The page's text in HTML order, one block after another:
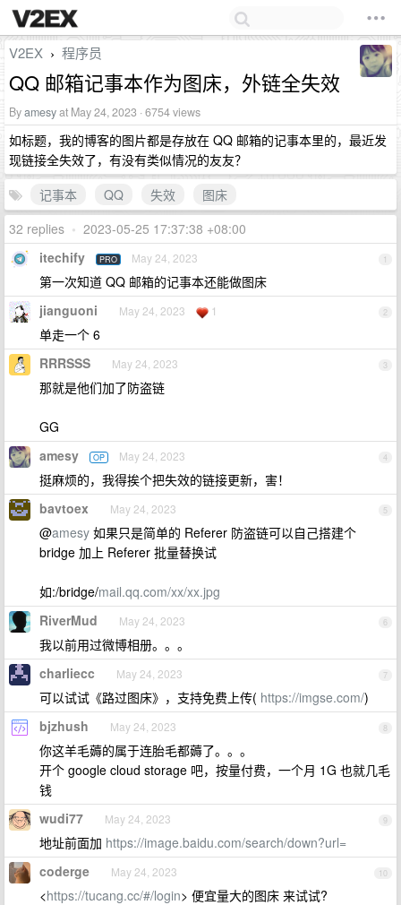
V2EX › 程序员
QQ 邮箱记事本作为图床，外链全失效
Byamesyat May 24, 2023 · 6754 views
如标题，我的博客的图片都是存放在 QQ 邮箱的记事本里的，最近发
现链接全失效了，有没有类似情况的友友？
记事本
QQ 失效
图床
32 replies • 2023-05-25 17:37:38 +08:00
1
itechify PRO May 24, 2023
第一次知道 QQ 邮箱的记事本还能做图床
2
jianguoni May 24, 2023 1
单走一个 6
3
RRRSSS May 24, 2023
那就是他们加了防盗链
GG
4
amesy OP May 24, 2023
挺麻烦的，我得挨个把失效的链接更新，害！
5
bavtoex May 24, 2023
@amesy 如果只是简单的 Referer 防盗链可以自己搭建个
bridge 加上 Referer 批量替换试
如:/bridge/mail.qq.com/xx/xx.jpg
6
RiverMud May 24, 2023
我以前用过微博相册。。。
7
charliecc May 24, 2023
可以试试《路过图床》，支持免费上传( https://imgse.com/)
8
bjzhush May 24, 2023
你这羊毛薅的属于连胎毛都薅了。。。
开个 google cloud storage 吧，按量付费，一个月 1G 也就几毛
钱
9
wudi77 May 24, 2023
地址前面加 https://image.baidu.com/search/down?url=
10
coderge May 24, 2023
<https://tucang.cc/#/login> 便宜量大的图床 来试试?